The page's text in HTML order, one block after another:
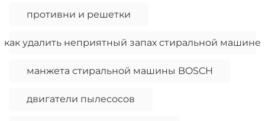
противни и решетки
как удалить неприятный запах стиральной машине
манжета стиральной машины BOSCH
двигатели пылесосов